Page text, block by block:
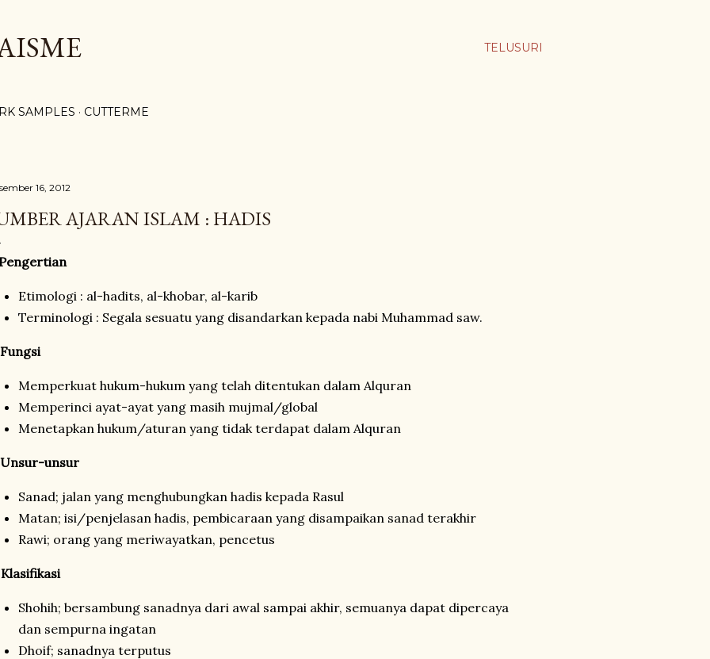
TELUSURI
SAMPLES CUTTERME
16, 2012
AJARAN ISLAM : HADIS
Etimologi : al-hadits, al-khobar, al-karib
Terminologi : Segala sesuatu yang disandarkan kepada nabi Muhammad saw.
Memperkuat hukum-hukum yang telah ditentukan dalam Alquran
Memperinci ayat-ayat yang masih mujmal/global
Menetapkan hukum/aturan yang tidak terdapat dalam Alquran
unsur
Sanad; jalan yang menghubungkan hadis kepada Rasul
Matan; isi/penjelasan hadis, pembicaraan yang disampaikan sanad terakhir
Rawi; orang yang meriwayatkan, pencetus
Shohih; bersambung sanadnya dari awal sampai akhir, semuanya dapat dipercaya
dan sempurna ingatan
Dhoif; sanadnya terputus